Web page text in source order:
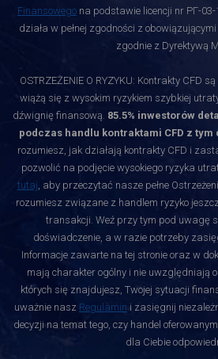
Finansowego na podstawie licencji nr РГ-
działa w pełnej zgodności z
zgodnie z Dyrektywą
OSTRZEŻENIE O RYZYKU: Kontrakty CFD
wiążą się z wysokim ryzykiem szybkiej
dźwignię finansową. 85.5% inwestorów
podczas handlu kontraktami CFD z tym
rozumiesz, jak działają kontrakty CFD i
pozwolić na podjęcie wysokiego ryzyka
tutaj, aby przeczytać nasze pełne
rozumiesz związane z handlem ryzyko
transakcji. Weź przy tym pod uwagę
doświadczenie, a w razie potrzeby
Informacje zawarte na tej stronie oraz w
mają charakter ogólny i nie uwzględniają
których się znajdujesz, Twojej sytuacji
uważnie nasz Regulamin i zasięgnij
decyzji na temat tego, czy handel
dla Ciebie